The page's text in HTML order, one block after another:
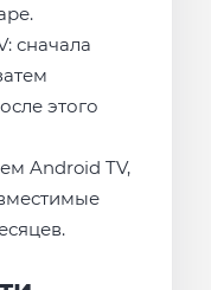
сначала
этого
Android TV,